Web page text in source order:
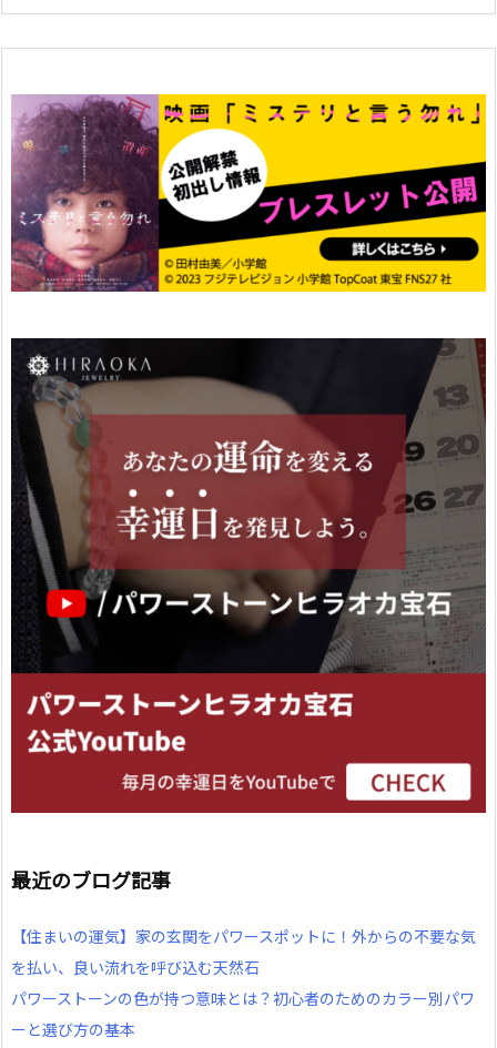
最近のブログ記事
【住まいの運気】家の玄関をパワースポットに！外からの不要な気
を払い、良い流れを呼び込む天然石
パワーストーンの色が持つ意味とは？初心者のためのカラー別パワ
ーと選び方の基本